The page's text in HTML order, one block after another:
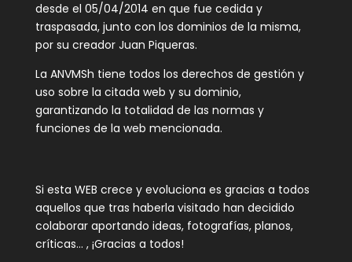
desde el 05/04/2014 en que fue cedida y
traspasada, junto con los dominios de la misma,
por su creador Juan Piqueras.
La ANVMSh tiene todos los derechos de gestión y
uso sobre la citada web y su dominio,
garantizando la totalidad de las normas y
funciones de la web mencionada.
Si esta WEB crece y evoluciona es gracias a todos
aquellos que tras haberla visitado han decidido
colaborar aportando ideas, fotografías, planos,
críticas… , ¡Gracias a todos!